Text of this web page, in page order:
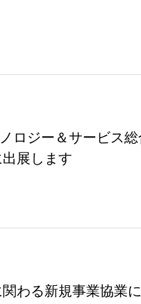
ロジー＆サービス総
展します
わる新規事業協業